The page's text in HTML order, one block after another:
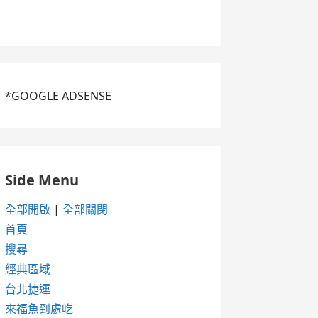
*GOOGLE ADSENSE
Side Menu
全部開啟| 全部關閉
首頁
搜尋
經典區域
台北捷運
來福魚到處吃